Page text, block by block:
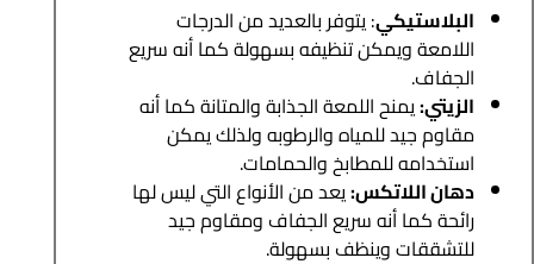
البلاستيكي: يتوفر بالعديد من الدرجات
اللامعة ويمكن تنظيفه بسهولة كما أنه سريع
الجفاف.
الزيتي:يمنح اللمعة الجذابة والمتانة كما أنه
مقاوم جيد للمياه والرطوبه ولذلك يمكن
استخدامه للمطابخ والحمامات.
دهان اللاتكس:يعد من الأنواع التي ليس لها
رائحة كما أنه سريع الجفاف ومقاوم جيد
للتشققات وينظف بسهولة.